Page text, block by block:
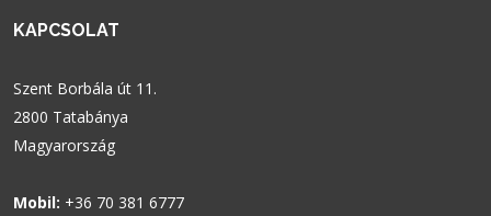
KAPCSOLAT
Szent Borbála út 11.
2800 Tatabánya
Magyarország
Mobil: +36 70 381 6777